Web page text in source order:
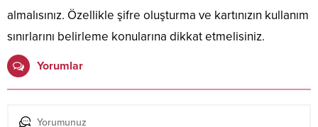
almalısınız. Özellikle şifre oluşturma ve kartınızın kullanım
sınırlarını belirleme konularına dikkat etmelisiniz.
Yorumlar